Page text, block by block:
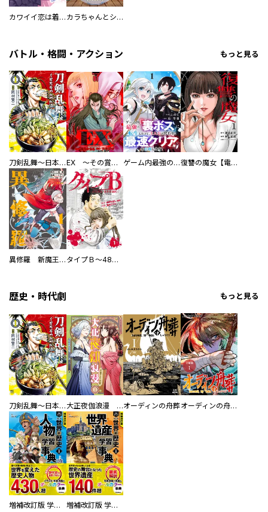
カワイイ恋は着飾らない カラちゃんとシトーさんと、 【分冊版】
バトル・格闘・アクション もっと見る
刀剣乱舞～日本号つれづれ酒～ EX ～その賞金稼ぎは、世界の出口を探す～【単行本版】 ゲーム内最強の『裏ボス』に転生したので、主人公の代わりに最速クリアを目指します！【電子単行本版】 復讐の魔女【電子単行本版】
異修羅 新魔王戦争 タイプＢ～48時間後、致死率100％～【単話】
歴史・時代劇 もっと見る
刀剣乱舞～日本号つれづれ酒～ 大正夜伽浪漫 －金曜日の花嫁—オーディンの舟葬 オーディンの舟葬 分冊版
増補改訂版 学研まんが NEW世界の歴史 別巻 人物学習事典 増補改訂版 学研まんが NEW世界の歴史 別巻 世界遺産学習事典